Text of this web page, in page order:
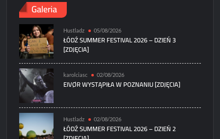
Galeria
Hustladz 05/08/2026
ŁÓDŹ SUMMER FESTIVAL 2026 – DZIEŃ 3
[ZDJĘCIA]
karolciasc 02/08/2026
EIVØR WYSTĄPIŁA W POZNANIU [ZDJĘCIA]
Hustladz 02/08/2026
ŁÓDŹ SUMMER FESTIVAL 2026 – DZIEŃ 2